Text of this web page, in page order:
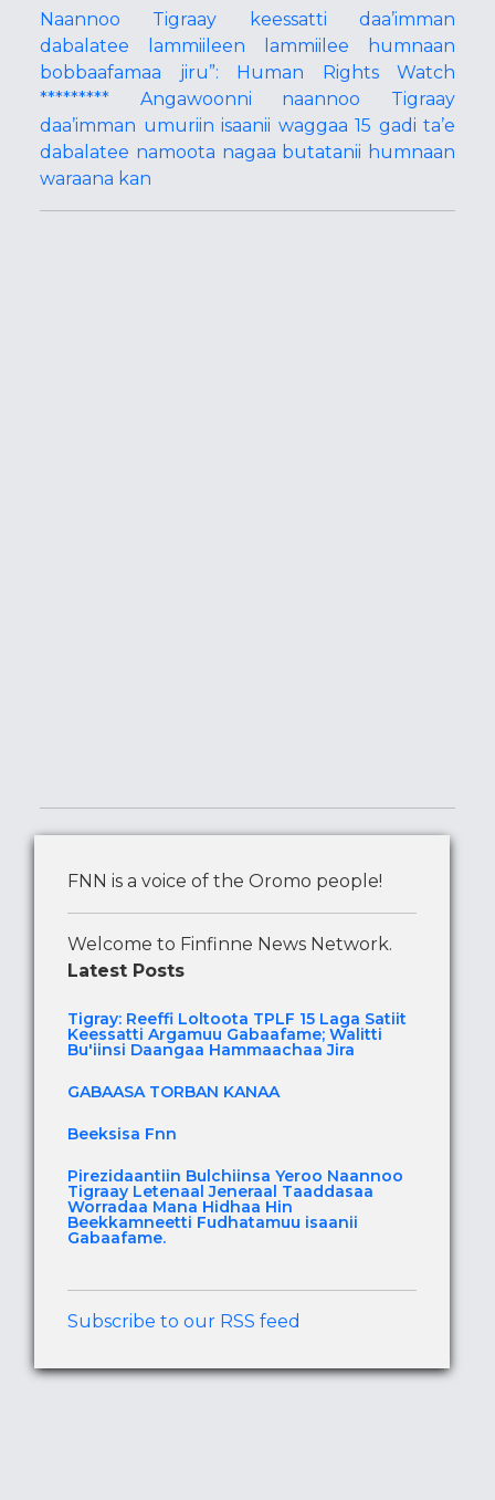
Naannoo Tigraay keessatti daa’imman
dabalatee lammiileen lammiilee humnaan
bobbaafamaa jiru”: Human Rights Watch
********* Angawoonni naannoo Tigraay
daa’imman umuriin isaanii waggaa 15 gadi ta’e
dabalatee namoota nagaa butatanii humnaan
waraana kan
FNN is a voice of the Oromo people!
Welcome to Finfinne News Network.
Latest Posts
Tigray: Reeffi Loltoota TPLF 15 Laga Satiit
Keessatti Argamuu Gabaafame; Walitti
Bu'iinsi Daangaa Hammaachaa Jira
GABAASA TORBAN KANAA
Beeksisa Fnn
Pirezidaantiin Bulchiinsa Yeroo Naannoo
Tigraay Letenaal Jeneraal Taaddasaa
Worradaa Mana Hidhaa Hin
Beekkamneetti Fudhatamuu isaanii
Gabaafame.
Subscribe to our RSS feed